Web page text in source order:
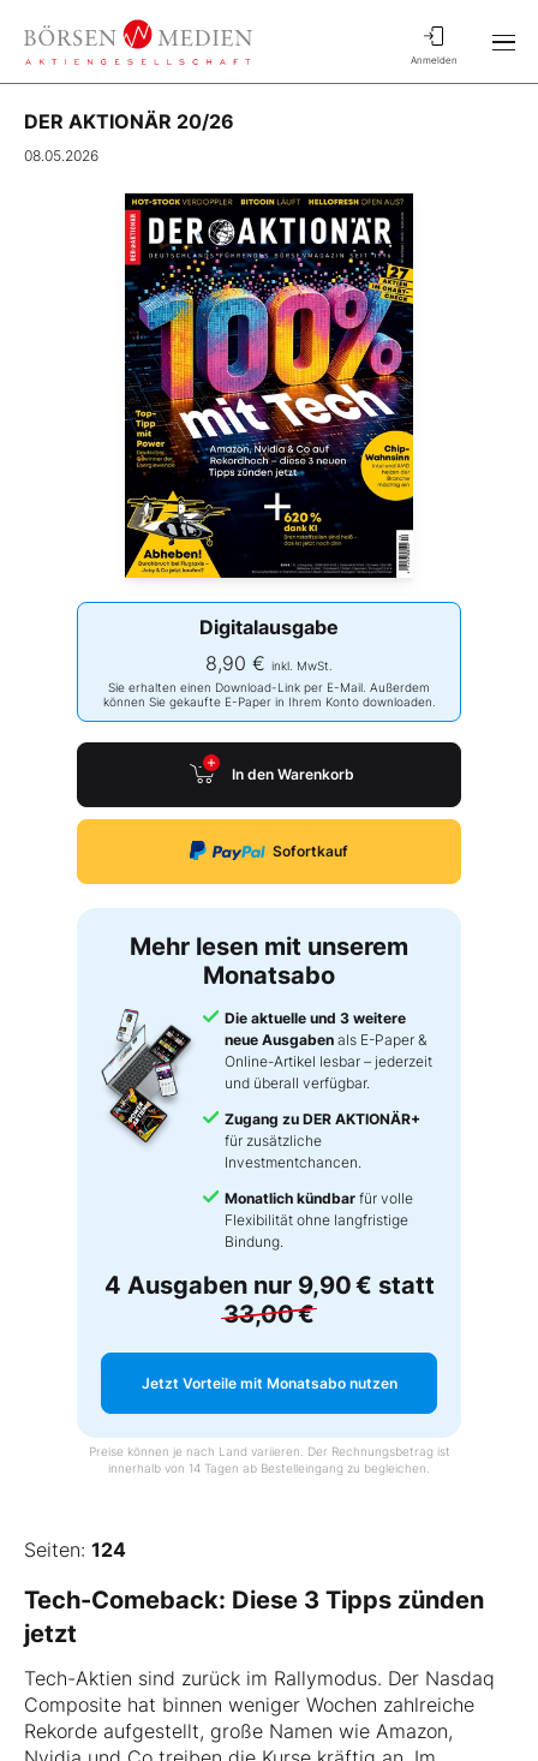
Anmelden
DER AKTIONÄR 20/26
08.05.2026
Digitalausgabe
8,90 € inkl. MwSt.
Sie erhalten einen Download-Link per E-Mail. Außerdem
können Sie gekaufte E-Paper in Ihrem Konto downloaden.
In den Warenkorb
Sofortkauf
Mehr lesen mit unserem
Monatsabo
Die aktuelle und 3 weitere
neue Ausgaben als E-Paper &
Online-Artikel lesbar – jederzeit
und überall verfügbar.
Zugang zu DER AKTIONÄR+
für zusätzliche
Investmentchancen.
Monatlich kündbar für volle
Flexibilität ohne langfristige
Bindung.
4 Ausgaben nur 9,90 € statt
33,00 €
Jetzt Vorteile mit Monatsabo nutzen
Preise können je nach Land variieren. Der Rechnungsbetrag ist
innerhalb von 14 Tagen ab Bestelleingang zu begleichen.
Seiten: 124
Tech-Comeback: Diese 3 Tipps zünden
jetzt
Tech-Aktien sind zurück im Rallymodus. Der Nasdaq
Composite hat binnen weniger Wochen zahlreiche
Rekorde aufgestellt, große Namen wie Amazon,